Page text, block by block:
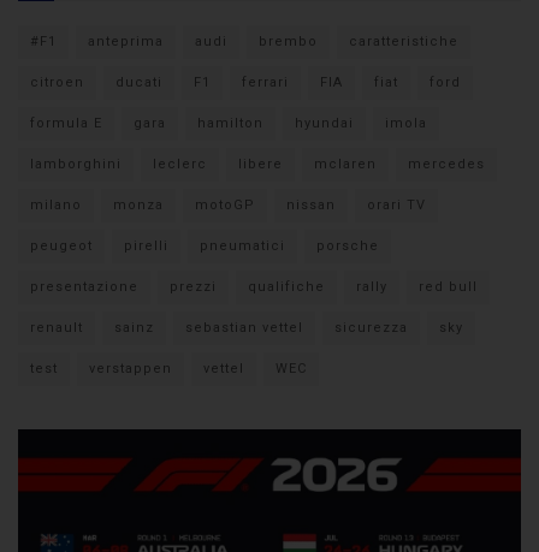
#F1 anteprima audi brembo caratteristiche
citroen ducati F1 ferrari FIA fiat ford
formula E gara hamilton hyundai imola
lamborghini leclerc libere mclaren mercedes
milano monza motoGP nissan orari TV
peugeot pirelli pneumatici porsche
presentazione prezzi qualifiche rally red bull
renault sainz sebastian vettel sicurezza sky
test verstappen vettel WEC